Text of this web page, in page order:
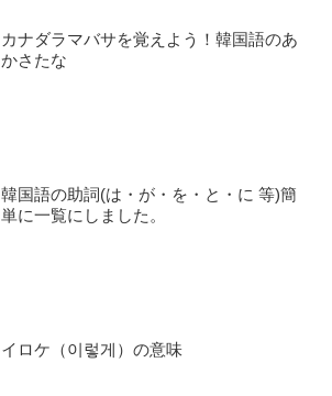
カナダラマバサを覚えよう！韓国語のあ
かさたな
韓国語の助詞(は・が・を・と・に 等)簡
単に一覧にしました。
イロケ（이렇게）の意味